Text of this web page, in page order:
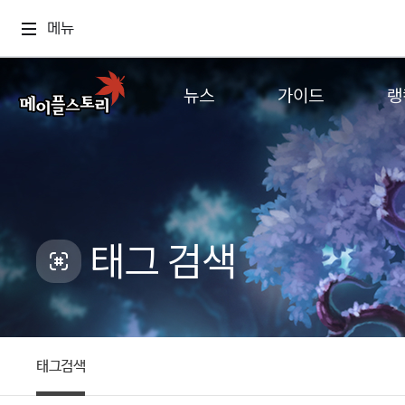
메뉴
뉴스
업데이트
이벤트
캐시샵 공지
메이플 알림판
with maple
가이드
게임정보
직업소개
확률형 아이템
NEXON NOW
추가정보
월드
컨텐
태그 검색
태그검색